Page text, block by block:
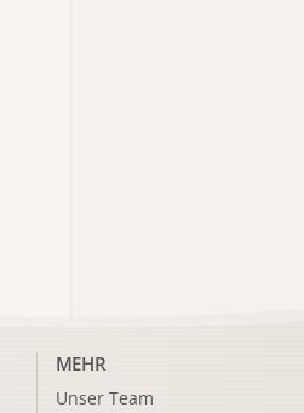
MEHR
Unser Team